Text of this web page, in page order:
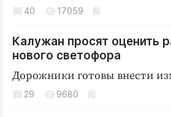
40 17059
Калужан просят оценить
нового светофора
Дорожники готовы внести
29 9680